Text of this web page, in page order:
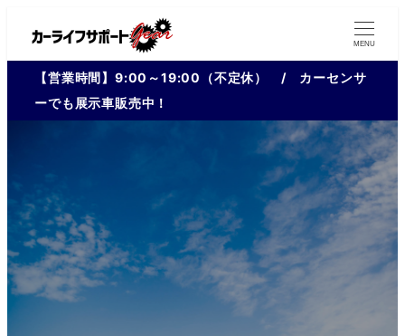
MENU
【営業時間】9:00～19:00（不定休） / カーセンサ
ーでも展示車販売中！